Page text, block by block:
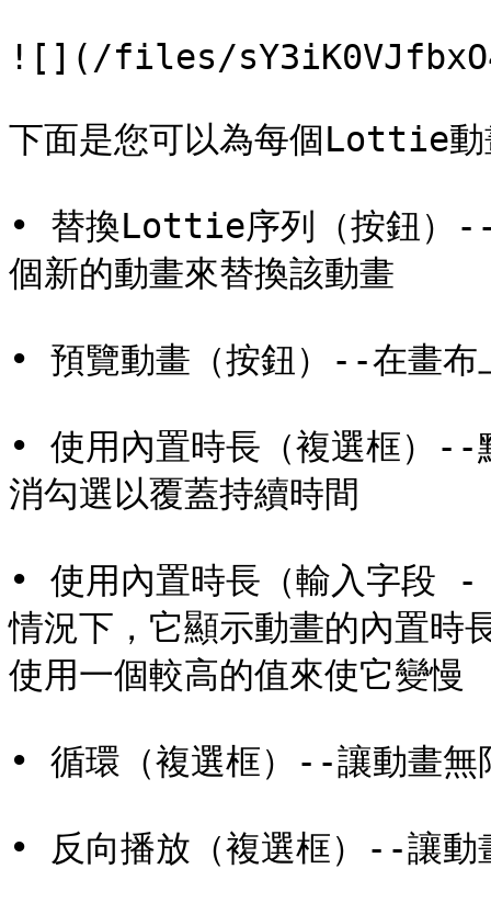
![](/files/
下面是您可以為每個Lottie動
• 替換Lottie序列（按鈕）--
個新的動畫來替換該動畫
• 預覽動畫（按鈕）--在畫布
• 使用內置時長（複選框）--
消勾選以覆蓋持續時間
• 使用內置時長（輸入字段
情況下，它顯示動畫的內置時
使用一個較高的值來使它變慢
• 循環（複選框）--讓動畫無
• 反向播放（複選框）--讓動